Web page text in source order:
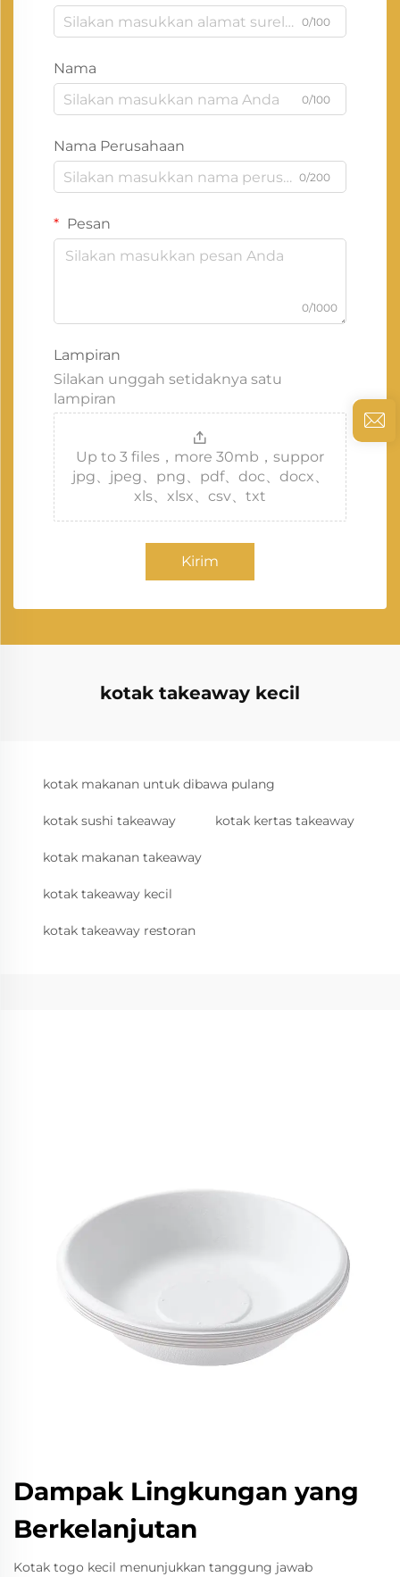
0/100
Nama
0/100
Nama Perusahaan
0/200
Pesan
0/1000
Lampiran
Silakan unggah setidaknya satu
lampiran
Up to 3 files，more 30mb，suppor
jpg、jpeg、png、pdf、doc、docx、
xls、xlsx、csv、txt
Kirim
kotak takeaway kecil
kotak makanan untuk dibawa pulang
kotak sushi takeaway kotak kertas takeaway
kotak makanan takeaway
kotak takeaway kecil
kotak takeaway restoran
Dampak Lingkungan yang
Berkelanjutan
Kotak togo kecil menunjukkan tanggung jawab